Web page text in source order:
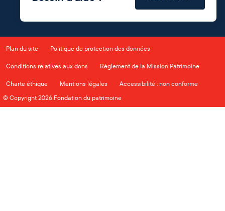
Plan du site Politique de protection des données
Conditions relatives aux dons Règlement de la Mission Patrimoine
Charte éthique Mentions légales
Accessibilité : non conforme
© Copyright 2026 Fondation du patrimoine